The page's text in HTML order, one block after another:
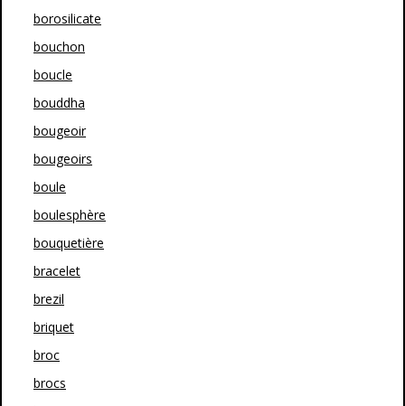
borosilicate
bouchon
boucle
bouddha
bougeoir
bougeoirs
boule
boulesphère
bouquetière
bracelet
brezil
briquet
broc
brocs